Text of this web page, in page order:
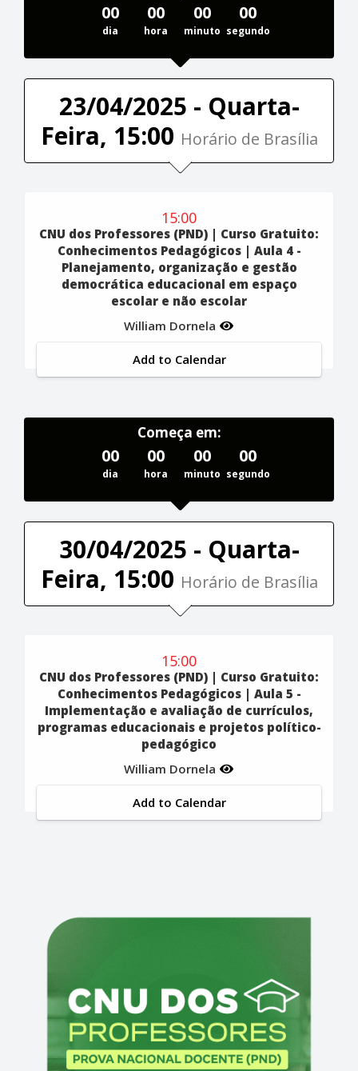
00
dia
00
hora
00
minuto
00
segundo
23/04/2025 - Quarta-
Feira, 15:00 Horário de Brasília
15:00
CNU dos Professores (PND) | Curso Gratuito:
Conhecimentos Pedagógicos | Aula 4 -
Planejamento, organização e gestão
democrática educacional em espaço
escolar e não escolar
William Dornela
Add to Calendar
Começa em:
00
dia
00
hora
00
minuto
00
segundo
30/04/2025 - Quarta-
Feira, 15:00 Horário de Brasília
15:00
CNU dos Professores (PND) | Curso Gratuito:
Conhecimentos Pedagógicos | Aula 5 -
Implementação e avaliação de currículos,
programas educacionais e projetos político-
pedagógico
William Dornela
Add to Calendar